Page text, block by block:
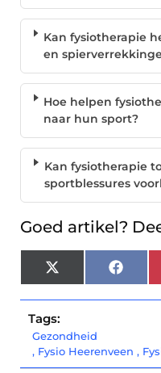
Kan fysiotherapie
en
Hoe helpen
naar hun sport?
Kan fysiotherapie
sportblessures
Goed artikel?
X
(Twitter)
Tags:
Gezondheid
, Fysio Heerenveen ,